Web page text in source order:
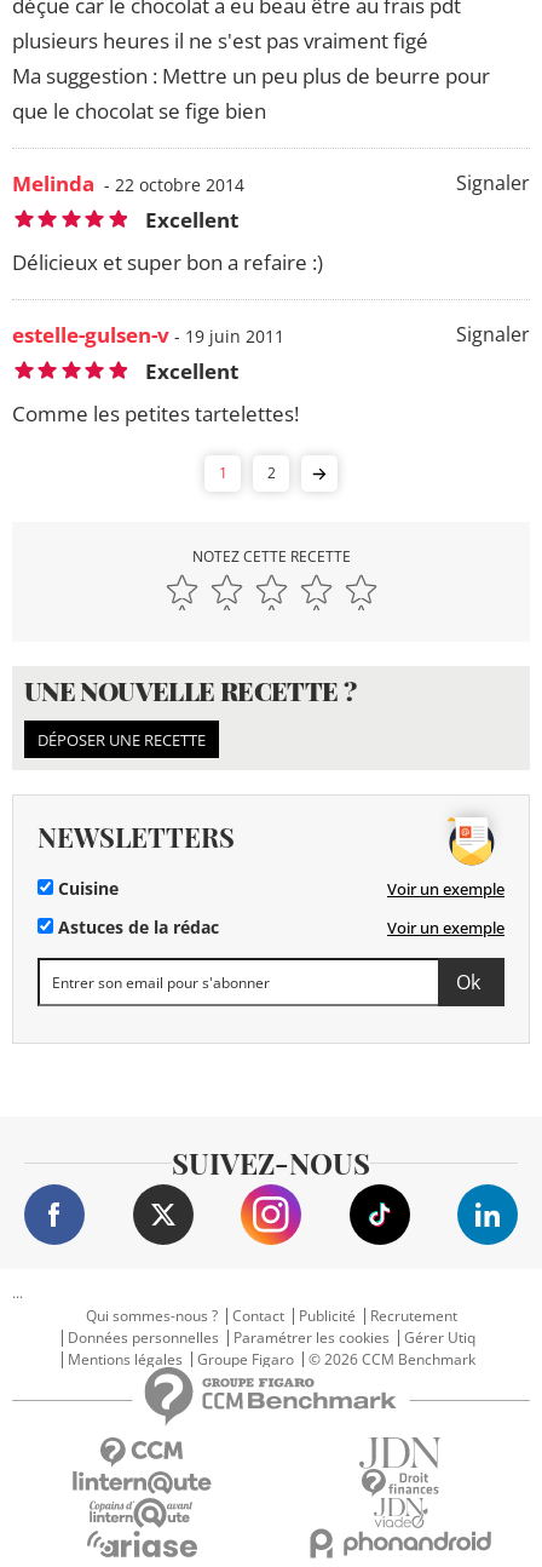
plusieurs heures il ne s'est pas vraiment figé
Ma suggestion : Mettre un peu plus de beurre pour
que le chocolat se fige bien
Signaler
Melinda - 22 octobre 2014
Excellent
Délicieux et super bon a refaire :)
Signaler
estelle-gulsen-v - 19 juin 2011
Excellent
Comme les petites tartelettes!
1 2
NOTEZ CETTE RECETTE
UNE NOUVELLE RECETTE ?
DÉPOSER UNE RECETTE
NEWSLETTERS
Cuisine Voir un exemple
Astuces de la rédac Voir un exemple
SUIVEZ-NOUS
...
Qui sommes-nous ?
Contact Publicité
Recrutement
Données personnelles
Paramétrer les cookies
Gérer Utiq
Mentions légales
Groupe Figaro © 2026 CCM Benchmark